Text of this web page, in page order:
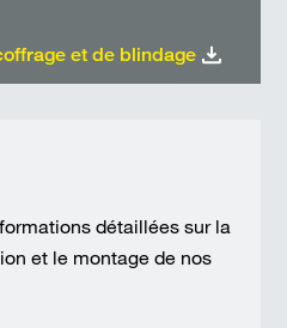
et de blindage
détaillées sur la
et le montage de nos